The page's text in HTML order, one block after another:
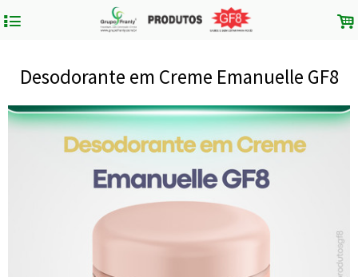
4 .
Desodorante em Creme Emanuelle GF8